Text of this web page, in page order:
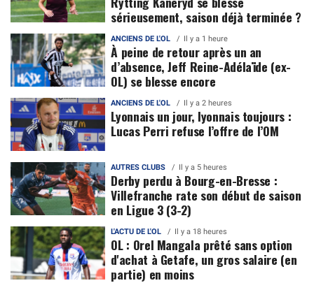
sérieusement, saison déjà terminée ?
ANCIENS DE L'OL Il y a 1 heure
À peine de retour après un an
d’absence, Jeff Reine-Adélaïde (ex-
OL) se blesse encore
ANCIENS DE L'OL Il y a 2 heures
Lyonnais un jour, lyonnais toujours :
Lucas Perri refuse l’offre de l’OM
AUTRES CLUBS Il y a 5 heures
Derby perdu à Bourg-en-Bresse :
Villefranche rate son début de saison
en Ligue 3 (3-2)
L'ACTU DE L'OL Il y a 18 heures
OL : Orel Mangala prêté sans option
d'achat à Getafe, un gros salaire (en
partie) en moins